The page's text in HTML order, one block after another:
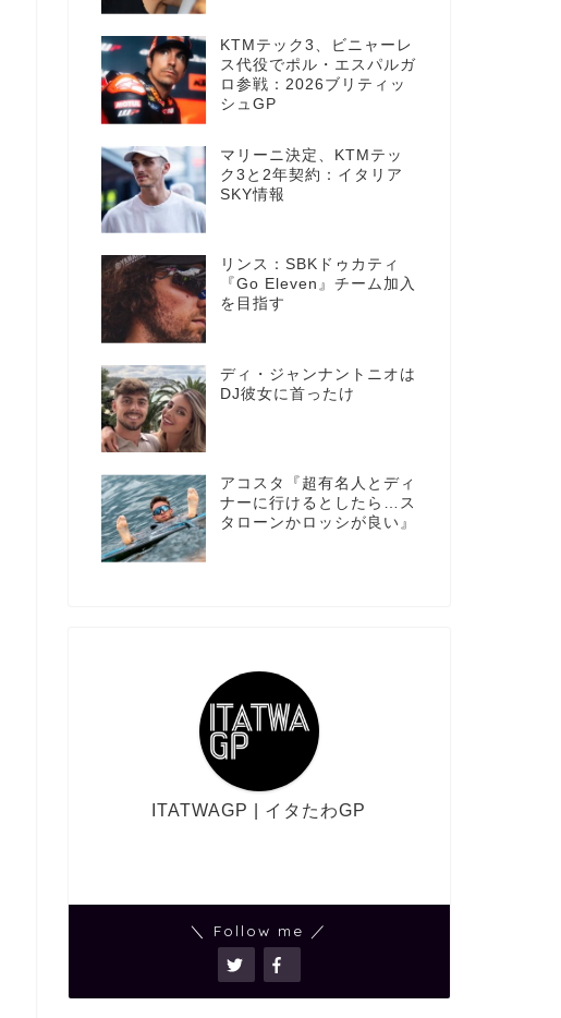
KTMテック3、ビニャーレ
ス代役でポル・エスパルガ
ロ参戦：2026ブリティッ
シュGP
マリーニ決定、KTMテッ
ク3と2年契約：イタリア
SKY情報
リンス：SBKドゥカティ
『Go Eleven』チーム加入
を目指す
ディ・ジャンナントニオは
DJ彼女に首ったけ
アコスタ『超有名人とディ
ナーに行けるとしたら…ス
タローンかロッシが良い』
ITATWAGP | イタたわGP
＼ Follow me ／